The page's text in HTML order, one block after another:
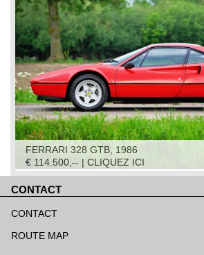
FERRARI 328 GTB, 1986
€ 114.500,-- | CLIQUEZ ICI
CONTACT
au
CONTACT
ROUTE MAP